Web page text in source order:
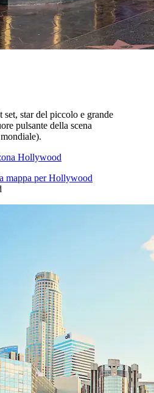
star del piccolo e grande
pulsante della scena
Hollywood
mappa per Hollywood